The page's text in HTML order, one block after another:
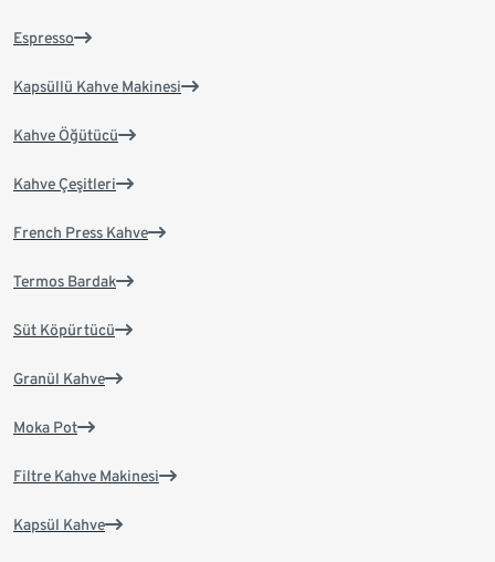
Espresso
Kapsüllü Kahve Makinesi
Kahve Öğütücü
Kahve Çeşitleri
French Press Kahve
Termos Bardak
Süt Köpürtücü
Granül Kahve
Moka Pot
Filtre Kahve Makinesi
Kapsül Kahve